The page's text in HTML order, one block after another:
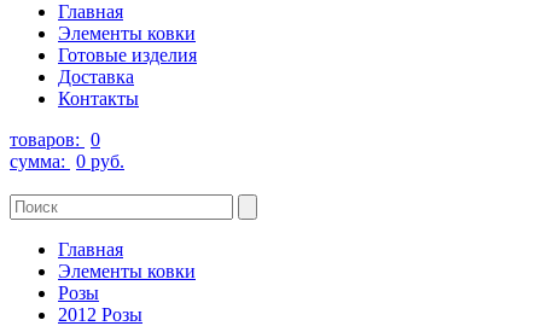
Главная
Элементы ковки
Готовые изделия
Доставка
Контакты
товаров: 0
сумма: 0 руб.
Главная
Элементы ковки
Розы
2012 Розы